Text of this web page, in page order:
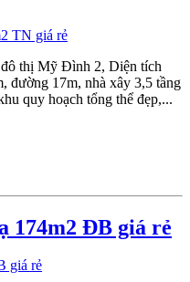
thị Mỹ Đình 2, Diện tích
đường 17m, nhà xây 3,5 tầng
quy hoạch tổng thể đẹp,...
174m2 ĐB giá rẻ